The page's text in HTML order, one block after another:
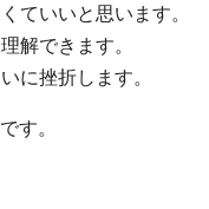
ていいと思います。
解できます。
に挫折します。
す。